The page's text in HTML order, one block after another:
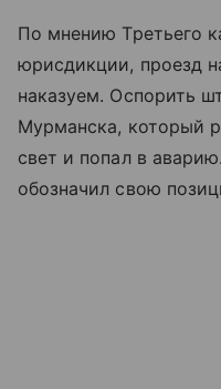
По мнению Третьего
юрисдикции, проезд
наказуем. Оспорить
Мурманска, который
свет и попал в
обозначил свою